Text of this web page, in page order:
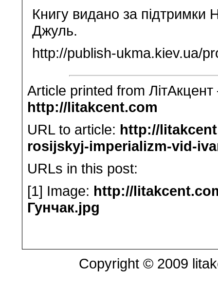
Книгу видано за
Джуль.
http://publish-ukma.kiev.ua/
Article printed from ЛітАкцент
http://litakcent.com
URL to article: http://
rosijskyj-imperializm-vid-
URLs in this post:
[1] Image: http://
Гунчак.jpg
Copyright © 2009